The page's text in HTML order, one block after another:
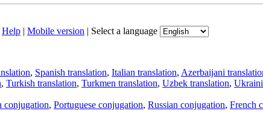
Help | Mobile version | Select a language
, Spanish translation, Italian translation, Azerbaijani
, Turkish translation, Turkmen translation, Uzbek translation,
conjugation, Portuguese conjugation, Russian conjugation, French